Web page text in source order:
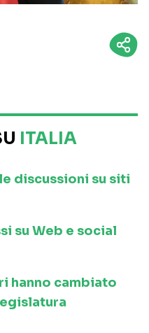
ITALIA
discussioni su siti
su Web e social
hanno cambiato